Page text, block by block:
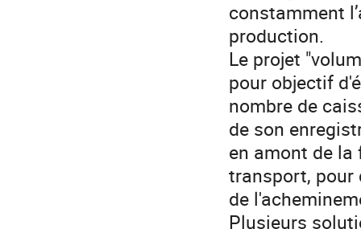
constamment
production.
Le projet
pour objectif
nombre de
de son
en amont de
transport, pour
de
Plusieurs